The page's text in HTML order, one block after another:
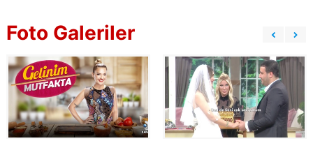
Foto Galeriler